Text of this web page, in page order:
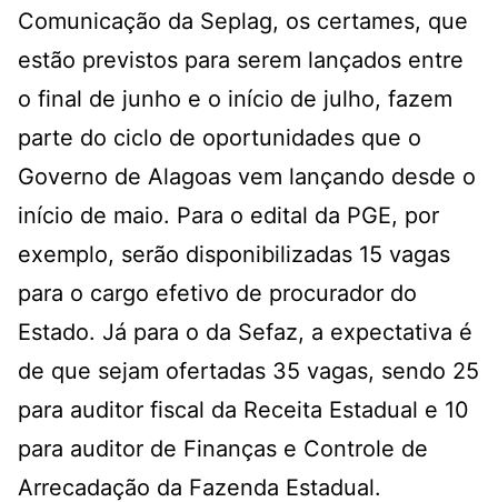
Comunicação da Seplag, os certames, que
estão previstos para serem lançados entre
o final de junho e o início de julho, fazem
parte do ciclo de oportunidades que o
Governo de Alagoas vem lançando desde o
início de maio. Para o edital da PGE, por
exemplo, serão disponibilizadas 15 vagas
para o cargo efetivo de procurador do
Estado. Já para o da Sefaz, a expectativa é
de que sejam ofertadas 35 vagas, sendo 25
para auditor fiscal da Receita Estadual e 10
para auditor de Finanças e Controle de
Arrecadação da Fazenda Estadual.